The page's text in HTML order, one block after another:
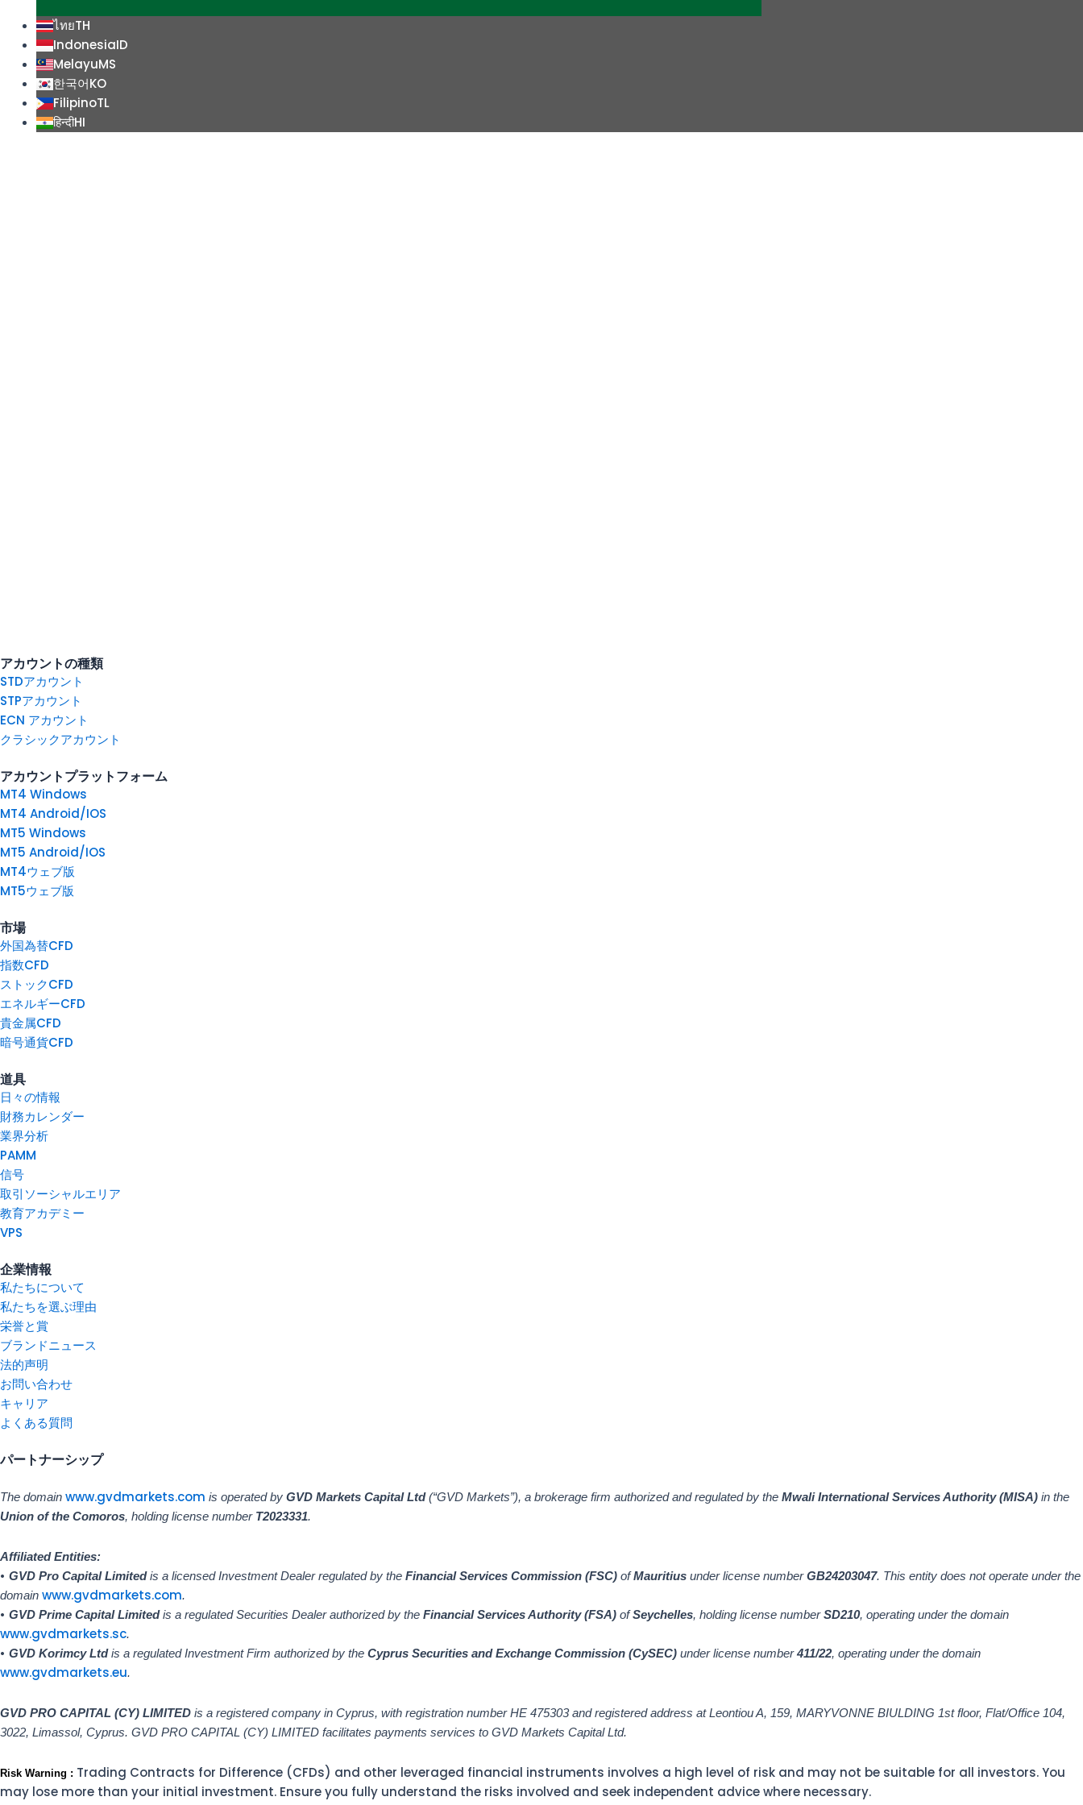
ไทยTH
IndonesiaID
MelayuMS
한국어KO
FilipinoTL
हिन्दीHI
アカウントの種類
STDアカウント
STPアカウント
ECN アカウント
クラシックアカウント
アカウントプラットフォーム
MT4 Windows
MT4 Android/IOS
MT5 Windows
MT5 Android/IOS
MT4ウェブ版
MT5ウェブ版
市場
外国為替CFD
指数CFD
ストックCFD
エネルギーCFD
貴金属CFD
暗号通貨CFD
道具
日々の情報
財務カレンダー
業界分析
PAMM
信号
取引ソーシャルエリア
教育アカデミー
VPS
企業情報
私たちについて
私たちを選ぶ理由
栄誉と賞
ブランドニュース
法的声明
お問い合わせ
キャリア
よくある質問
パートナーシップ
The domain www.gvdmarkets.com is operated by GVD Markets Capital Ltd(“GVD Markets”), a brokerage firm authorized and regulated by the Mwali International Services Authority (MISA) in the
Union of the Comoros, holding license number T2023331.
Affiliated Entities:
• GVD Pro Capital Limitedis a licensed Investment Dealer regulated by the Financial Services Commission (FSC) ofMauritius under license numberGB24203047. This entity does not operate under the
domain www.gvdmarkets.com.
• GVD Prime Capital Limitedis a regulated Securities Dealer authorized by the Financial Services Authority (FSA) ofSeychelles, holding license numberSD210, operating under the domain
www.gvdmarkets.sc.
• GVD Korimcy Ltdis a regulated Investment Firm authorized by the Cyprus Securities and Exchange Commission (CySEC) under license number411/22, operating under the domain
www.gvdmarkets.eu.
GVD PRO CAPITAL (CY) LIMITED is a registered company in Cyprus, with registration number HE 475303 and registered address at Leontiou A, 159, MARYVONNE BIULDING 1st floor, Flat/Office 104,
3022, Limassol, Cyprus. GVD PRO CAPITAL (CY) LIMITED facilitates payments services to GVD Markets Capital Ltd.
Risk Warning : Trading Contracts for Difference (CFDs) and other leveraged financial instruments involves a high level of risk and may not be suitable for all investors. You
may lose more than your initial investment. Ensure you fully understand the risks involved and seek independent advice where necessary.